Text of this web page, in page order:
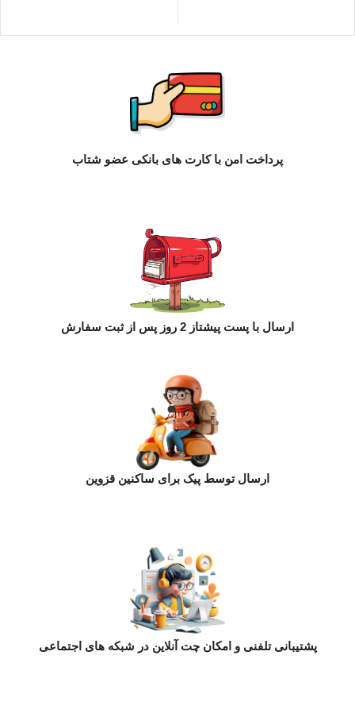
پرداخت امن با کارت های بانکی عضو شتاب
ارسال با پست پیشتاز 2 روز پس از ثبت سفارش
ارسال توسط پیک برای ساکنین قزوین
پشتیبانی تلفنی و امکان چت آنلاین در شبکه های اجتماعی